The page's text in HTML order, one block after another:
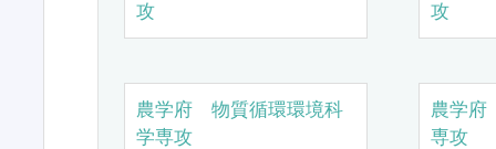
攻
攻
農学府 物質循環環境科
学専攻
農学
専攻